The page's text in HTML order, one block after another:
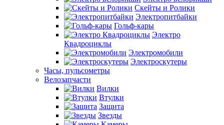
Скейты и Ролики
Электропитбайки
Гольф-кары
Электро
Квадроциклы
Электромобили
Электроскутеры
Часы, пульсометры
Велозапчасти
Вилки
Втулки
Защита
Звезды